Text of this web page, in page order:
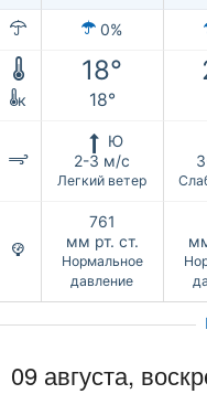
0%
18°
к 18°
Ю
2-3 м/с
Легкий ветер
761
мм рт. ст.
Нормальное
давление
09 августа,